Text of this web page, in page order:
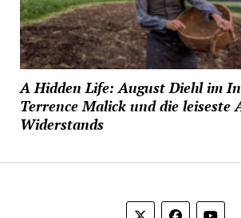
A Hidden Life: August Diehl im
Terrence Malick und die leiseste
Widerstands